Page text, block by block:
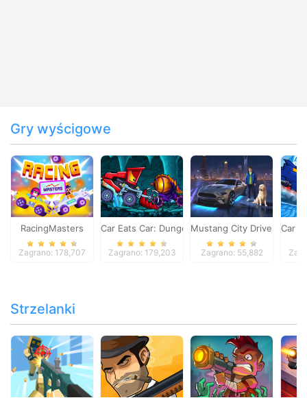
Gry wyścigowe
RacingMasters
Zagrano: 178,707
Car Eats Car: Dungeon Adventure
Zagrano: 179,203
Mustang City Driver
Zagrano: 55,882
Car
Strzelanki